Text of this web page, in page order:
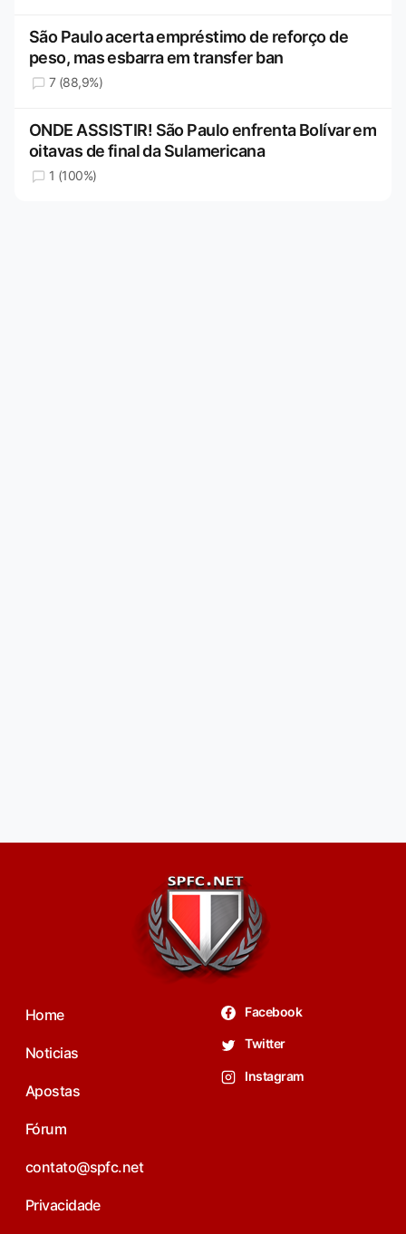
São Paulo acerta empréstimo de reforço de
peso, mas esbarra em transfer ban
7 (88,9%)
ONDE ASSISTIR! São Paulo enfrenta Bolívar em
oitavas de final da Sulamericana
1 (100%)
Home
Noticias
Apostas
Fórum
contato@spfc.net
Privacidade
Facebook
Twitter
Instagram